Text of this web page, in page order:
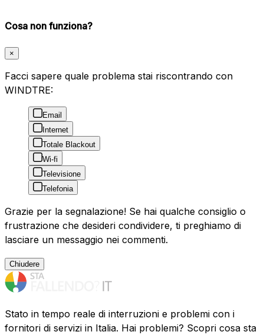
Cosa non funziona?
×
Facci sapere quale problema stai riscontrando con
WINDTRE:
Email
Internet
Totale Blackout
Wi-fi
Televisione
Telefonia
Grazie per la segnalazione! Se hai qualche consiglio o
frustrazione che desideri condividere, ti preghiamo di
lasciare un messaggio nei commenti.
Chiudere
Stato in tempo reale di interruzioni e problemi con i
fornitori di servizi in Italia. Hai problemi? Scopri cosa sta